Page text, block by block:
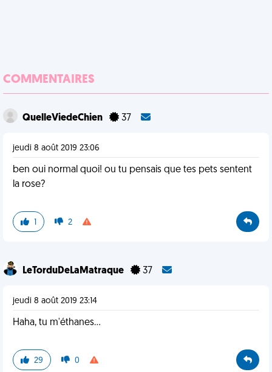
COMMENTAIRES
QuelleViedeChien 37
jeudi 8 août 2019 23:06
ben oui normal quoi! ou tu pensais que tes pets sentent
la rose?
1 2
LeTorduDeLaMatraque 37
jeudi 8 août 2019 23:14
Haha, tu m'éthanes...
29 0